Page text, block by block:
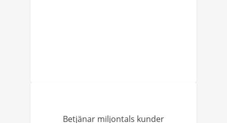
Betjänar miljontals kunder